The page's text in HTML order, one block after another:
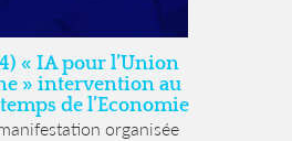
« IA pour l’Union
» intervention au
de l’Economie
organisée